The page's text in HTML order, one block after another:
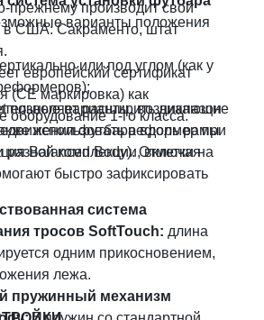
прежнему производит свои
США: Сакраменто, штат
европейский сертификат
(CE маркировка) как
оборудование 1-го класса.
варианты положения
или под углом (как у
варианты, возникающие
футбара вдоль рамы
Balanced Body). Отметки на
быстро зафиксировать
позволяет расширить диапазон
использовать реформер при
разной комплекции, включая
система
тросов SoftTouch: длина
одним прикосновением,
лежа.
пружинный механизм